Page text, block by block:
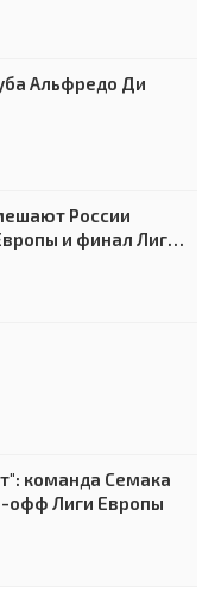
Альфредо Ди
России
и финал Лиги
команда Семака
офф Лиги Европы